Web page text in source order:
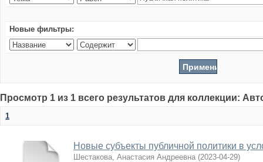
Новые фильтры:
Просмотр 1 из 1 всего результатов для коллекции:
1
Новые субъекты публичной политики в
Шестакова, Анастасия Андреевна (2023-04-29)